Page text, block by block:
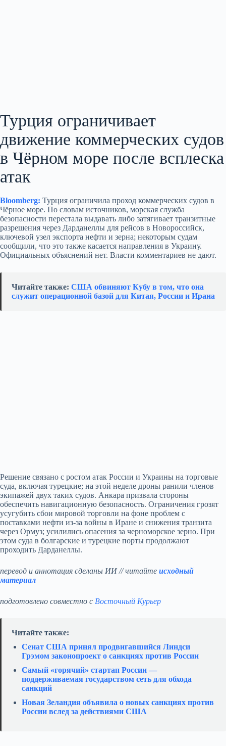
Турция ограничивает
движение коммерческих судов
в Чёрном море после всплеска
атак
Bloomberg: Турция ограничила проход коммерческих судов в
Чёрное море. По словам источников, морская служба
безопасности перестала выдавать либо затягивает транзитные
разрешения через Дарданеллы для рейсов в Новороссийск,
ключевой узел экспорта нефти и зерна; некоторым судам
сообщили, что это также касается направления в Украину.
Официальных объяснений нет. Власти комментариев не дают.
Читайте также: США обвиняют Кубу в том, что она
служит операционной базой для Китая, России и Ирана
Решение связано с ростом атак России и Украины на торговые
суда, включая турецкие; на этой неделе дроны ранили членов
экипажей двух таких судов. Анкара призвала стороны
обеспечить навигационную безопасность. Ограничения грозят
усугубить сбои мировой торговли на фоне проблем с
поставками нефти из-за войны в Иране и снижения транзита
через Ормуз; усилились опасения за черноморское зерно. При
этом суда в болгарские и турецкие порты продолжают
проходить Дарданеллы.
перевод и аннотация сделаны ИИ // читайте исходный
материал
подготовлено совместно с Восточный Курьер
Читайте также:
Сенат США принял продвигавшийся Линдси
Грэмом законопроект о санкциях против России
Самый «горячий» стартап России —
поддерживаемая государством сеть для обхода
санкций
Новая Зеландия объявила о новых санкциях против
России вслед за действиями США